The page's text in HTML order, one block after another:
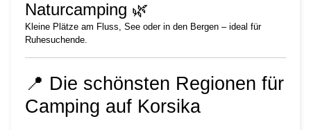
Naturcamping 🌿
Kleine Plätze am Fluss, See oder in den Bergen – ideal für
Ruhesuchende.
📍 Die schönsten Regionen für
Camping auf Korsika